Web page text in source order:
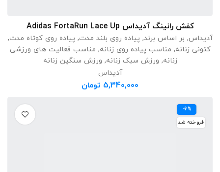
انتخاب گزینه هاکفش رانینگ آدیداس Adidas FortaRun Lace Up
آدیداس, بر اساس برند, پیاده روی بلند مدت, پیاده روی کوتاه مدت,
کتونی زنانه, مناسب پیاده روی زنانه, مناسب فعالیت های ورزشی
زنانه, ورزش سبک زنانه, ورزش سنگین زنانه
آدیداس
5,340,000 تومان
-6%
فروخته شد